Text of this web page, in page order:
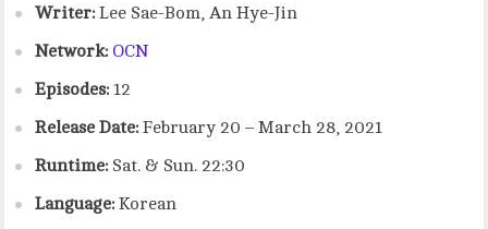
Writer:Lee Sae-Bom, An Hye-Jin
Network: OCN
Episodes:12
Release Date:February 20 – March 28, 2021
Runtime:Sat. & Sun. 22:30
Language:Korean